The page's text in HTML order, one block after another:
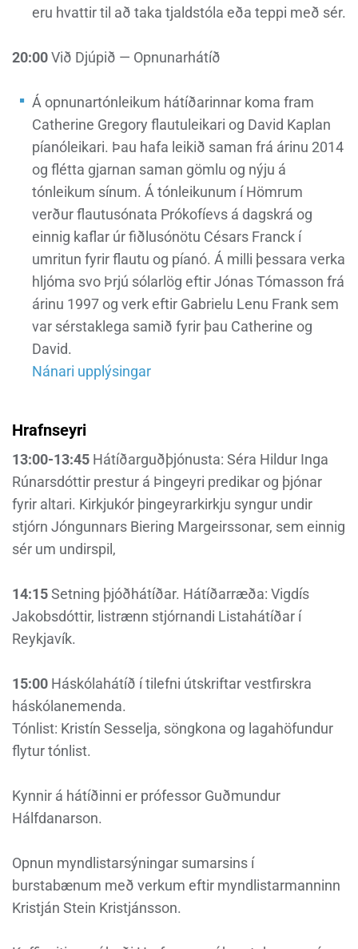
eru hvattir til að taka tjaldstóla eða teppi með sér.
20:00Við Djúpið — Opnunarhátíð
Á opnunartónleikum hátíðarinnar koma fram
Catherine Gregory flautuleikari og David Kaplan
píanóleikari. Þau hafa leikið saman frá árinu 2014
og flétta gjarnan saman gömlu og nýju á
tónleikum sínum. Á tónleikunum í Hömrum
verður flautusónata Prókofíevs á dagskrá og
einnig kaflar úr fiðlusónötu Césars Franck í
umritun fyrir flautu og píanó. Á milli þessara verka
hljóma svo Þrjú sólarlög eftir Jónas Tómasson frá
árinu 1997 og verk eftir Gabrielu Lenu Frank sem
var sérstaklega samið fyrir þau Catherine og
David.
Nánari upplýsingar
Hrafnseyri
13:00-13:45 Hátíðarguðþjónusta: Séra Hildur Inga
Rúnarsdóttir prestur á Þingeyri predikar og þjónar
fyrir altari. Kirkjukór þingeyrarkirkju syngur undir
stjórn Jóngunnars Biering Margeirssonar, sem einnig
sér um undirspil,
14:15Setning þjóðhátíðar. Hátíðarræða: Vigdís
Jakobsdóttir, listrænn stjórnandi Listahátíðar í
Reykjavík.
15:00 Háskólahátíð í tilefni útskriftar vestfirskra
háskólanemenda.
Tónlist: Kristín Sesselja, söngkona og lagahöfundur
flytur tónlist.
Kynnir á hátíðinni er prófessor Guðmundur
Hálfdanarson.
Opnun myndlistarsýningar sumarsins í
burstabænum með verkum eftir myndlistarmanninn
Kristján Stein Kristjánsson.